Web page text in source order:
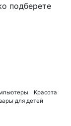
подберете
Красота
для детей